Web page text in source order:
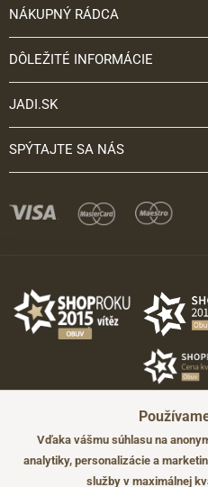
NÁKUPNÝ RÁDCA
DÔLEŽITÉ INFORMÁCIE
JADI.SK
SPÝTAJTE SA NÁS
Vďaka vášmu súhlasu na
analytiky, personalizácie a
služby v maximálnej